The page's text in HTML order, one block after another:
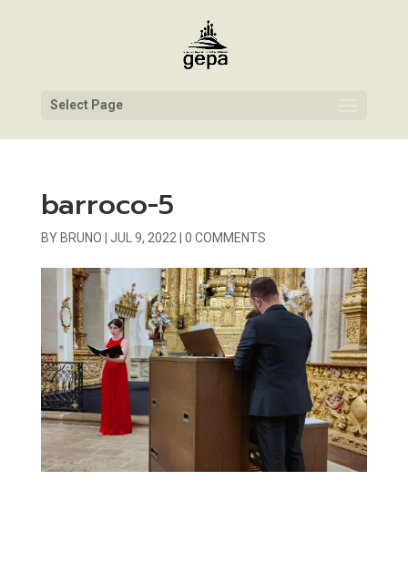
Select Page
barroco-5
BY BRUNO JUL 9, 2022 0 COMMENTS